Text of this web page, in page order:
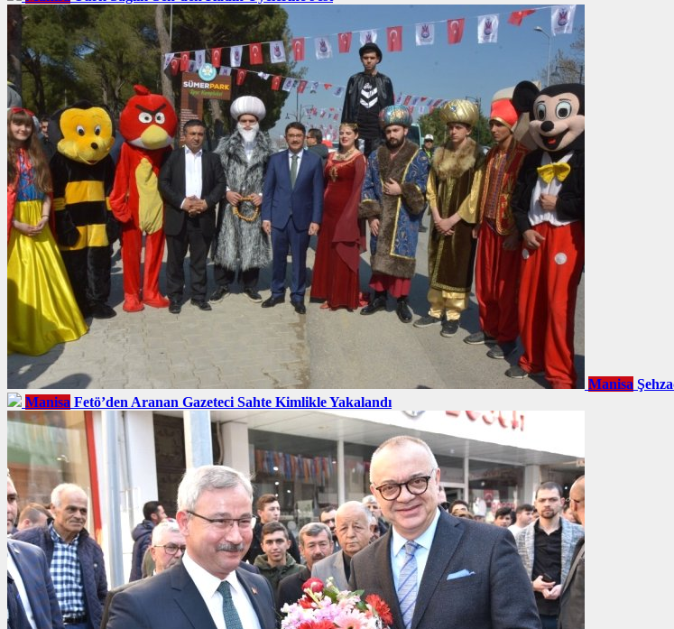
Manisa
Manisa Fetö’den Aranan Gazeteci Sahte Kimlikle Yakalandı